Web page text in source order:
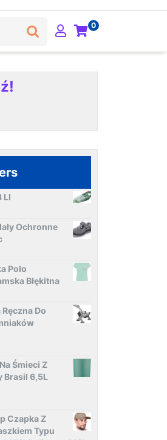
0
LI
Ochronne
Polo
Błękitna
Do
Śmieci Z
Brasil 6,5L
Czapka Z
Typu